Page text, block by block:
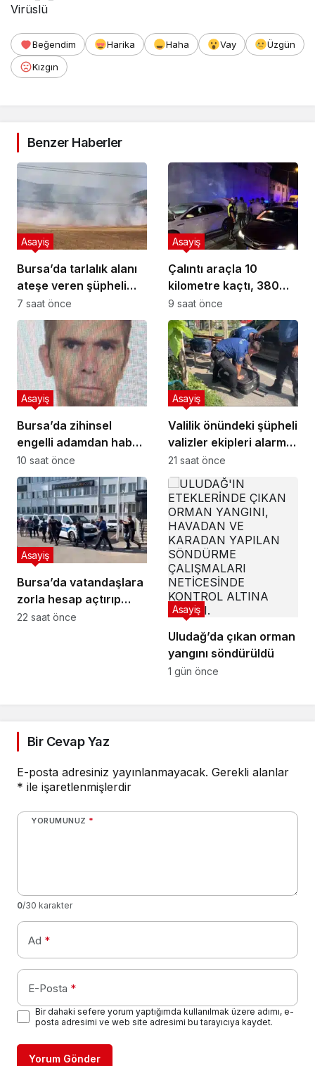
Virüslü
Beğendim Harika Haha Vay
Üzgün
Kızgın
Benzer Haberler
Bursa’da tarlalık alanı
ateşe veren şüpheli
yakalandı
Asayiş
7 saat önce
Çalıntı araçla 10
kilometre kaçtı, 380
bin TL ceza yedi
Asayiş
9 saat önce
Bursa’da zihinsel
engelli adamdan haber
alınamıyor
Asayiş
10 saat önce
Valilik önündeki şüpheli
valizler ekipleri alarma
geçirdi.. Gerçek
sonradan çıktı
Asayiş
21 saat önce
Bursa’da vatandaşlara
zorla hesap açtırıp
kara para aklayan
Asayiş
22 saat önce
Uludağ’da çıkan orman
yangını söndürüldü
Asayiş
1 gün önce
Bir Cevap Yaz
E-posta adresiniz yayınlanmayacak. Gerekli alanlar
* ile işaretlenmişlerdir
YORUMUNUZ *
0/30 karakter
Ad *
E-Posta *
Bir dahaki sefere yorum yaptığımda kullanılmak üzere adımı, e-
posta adresimi ve web site adresimi bu tarayıcıya kaydet.
Yorum Gönder